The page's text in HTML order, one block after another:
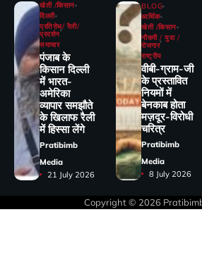
खेती /किसान
दिल्ली
प्रतिरोध/ रैली/
प्रदर्शन
समाचार
पंजाब के
किसान दिल्ली
में भारत-
अमेरिका
व्यापार समझौते
के खिलाफ रैली
में हिस्सा लेंगे
Pratibimb
Media
21 July 2026
BLOG
आर्थिक
खेती /किसान
नौकरी / युवा /
रोजगार
राष्ट्रीय
वीबी-ग्राम-जी
के प्रस्तावित
नियमों में
बेनकाब होता
मज़दूर-विरोधी
चरित्र
Pratibimb
Media
8 July 2026
Copyright © 2026